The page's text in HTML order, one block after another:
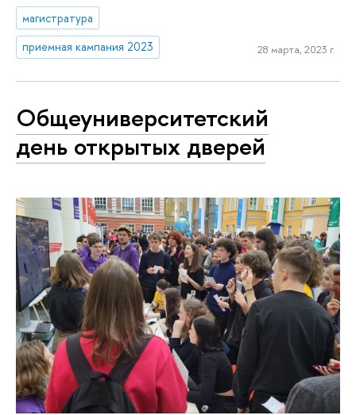
магистратура
приемная кампания 2023
28 марта, 2023 г.
Общеуниверситетский
день открытых дверей